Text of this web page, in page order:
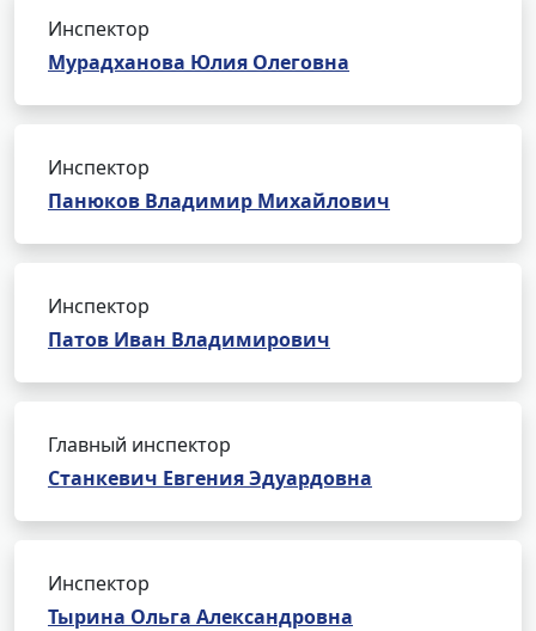
Инспектор
Мурадханова Юлия Олеговна
Инспектор
Панюков Владимир Михайлович
Инспектор
Патов Иван Владимирович
Главный инспектор
Станкевич Евгения Эдуардовна
Инспектор
Тырина Ольга Александровна